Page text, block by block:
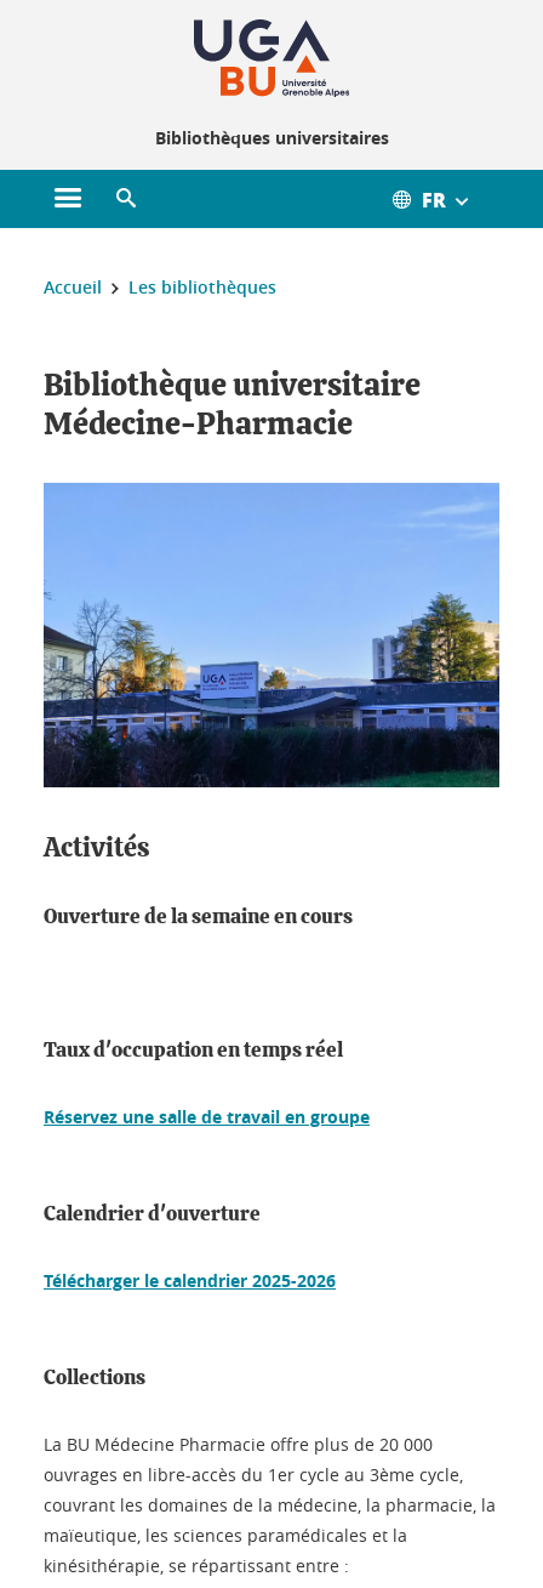
Bibliothèques universitaires
Ouvrir le menu principal FR
Vous êtes ici :
Accueil Les bibliothèques
Bibliothèque universitaire
Médecine-Pharmacie
Activités
Ouverture de la semaine en cours
Taux d'occupation en temps réel
Réservez une salle de travail en groupe
Calendrier d'ouverture
Télécharger le calendrier 2025-2026
Collections
La BU Médecine Pharmacie offre plus de 20 000
ouvrages en libre-accès du 1er cycle au 3ème cycle,
couvrant les domaines de la médecine, la pharmacie, la
maïeutique, les sciences paramédicales et la
kinésithérapie, se répartissant entre :